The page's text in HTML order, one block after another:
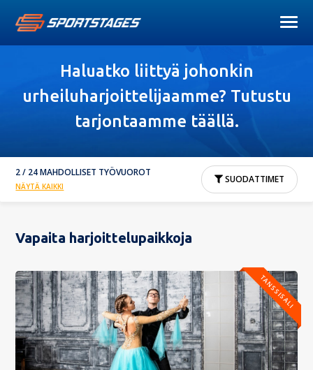
Haluatko liittyä johonkin
urheiluharjoittelijaamme? Tutustu
tarjontaamme täällä.
2 / 24 MAHDOLLISET TYÖVUOROT
NÄYTÄ KAIKKI
SUODATTIMET
Vapaita harjoittelupaikkoja
TANSSISALI